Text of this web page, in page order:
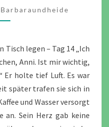
KARTEN
Barbaraundheide
Tisch legen – Tag 14 „Ich
Anni. Ist mir wichtig,
Er holte tief Luft. Es war
später trafen sie sich in
und Wasser versorgt
an. Sein Herz gab keine